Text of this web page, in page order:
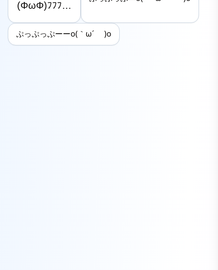
(ΦωΦ)ﾌﾌﾌ…
ぷっぷっぷーーo(｀ω´ )o